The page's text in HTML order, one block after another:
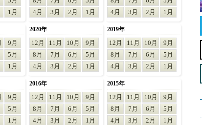
1月
4月
3月 2月 1月
4月
3月 2月 1月
9月
5月
1月
2020年
12月 11月 10月
9月
8月
7月 6月
5月
4月
3月 2月 1月
2019年
12月 11月 10月
9月
8月
7月 6月
5月
4月
3月 2月 1月
9月
5月
1月
2016年
12月 11月 10月
9月
8月
7月 6月
5月
4月
3月 2月 1月
2015年
12月 11月 10月
9月
8月
7月 6月
5月
4月
3月 2月 1月